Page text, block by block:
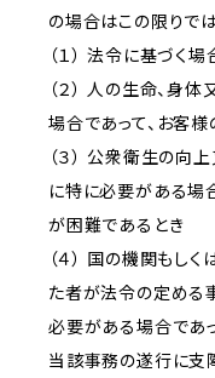
の場合はこの限りで
（１） 法令に基づく場
（２） 人の生命、身
場合であって、お客
（３） 公衆衛生の向
に特に必要がある場
が困難であるとき
（４） 国の機関もし
た者が法令の定める
必要がある場合であ
当該事務の遂行に支